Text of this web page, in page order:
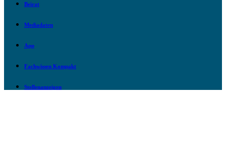
Beirat
Mediadaten
App
Fachwissen Kompakt
Stellenanzeigen